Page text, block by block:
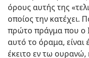
όρους αυτής της
οποίος την κατέχει.
πρώτο πράγμα που ο
αυτό το όραμα, είναι
έκειτο εν τω ουρανώ,